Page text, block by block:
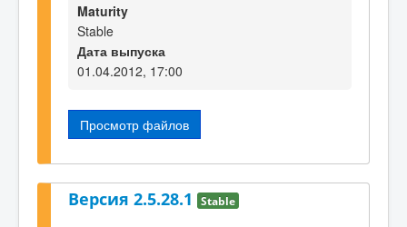
Maturity
Stable
Дата выпуска
01.04.2012, 17:00
Просмотр файлов
Версия 2.5.28.1 Stable